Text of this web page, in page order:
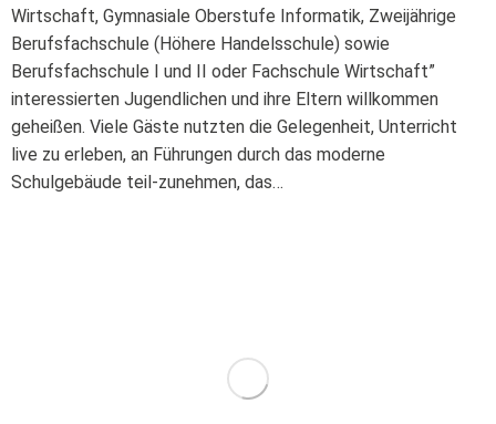
Wirtschaft, Gymnasiale Oberstufe Informatik, Zweijährige
Berufsfachschule (Höhere Handelsschule) sowie
Berufsfachschule I und II oder Fachschule Wirtschaft”
interessierten Jugendlichen und ihre Eltern willkommen
geheißen. Viele Gäste nutzten die Gelegenheit, Unterricht
live zu erleben, an Führungen durch das moderne
Schulgebäude teil-zunehmen, das…